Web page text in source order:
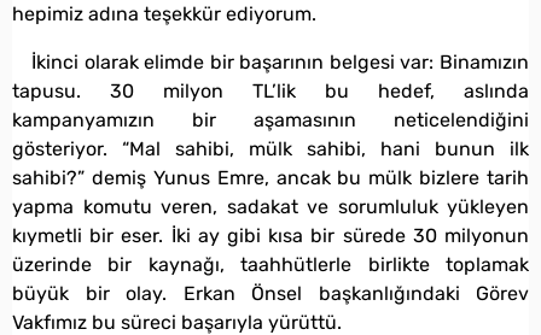
hepimiz adına teşekkür ediyorum.
İkinci olarak elimde bir başarının belgesi var: Binamızın
tapusu. 30 milyon TL’lik bu hedef, aslında
kampanyamızın bir aşamasının neticelendiğini
gösteriyor. “Mal sahibi, mülk sahibi, hani bunun ilk
sahibi?” demiş Yunus Emre, ancak bu mülk bizlere tarih
yapma komutu veren, sadakat ve sorumluluk yükleyen
kıymetli bir eser. İki ay gibi kısa bir sürede 30 milyonun
üzerinde bir kaynağı, taahhütlerle birlikte toplamak
büyük bir olay. Erkan Önsel başkanlığındaki Görev
Vakfımız bu süreci başarıyla yürüttü.